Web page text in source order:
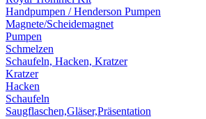
Handpumpen / Henderson Pumpen
Magnete/Scheidemagnet
Pumpen
Schmelzen
Schaufeln, Hacken, Kratzer
Kratzer
Hacken
Schaufeln
Saugflaschen,Gläser,Präsentation